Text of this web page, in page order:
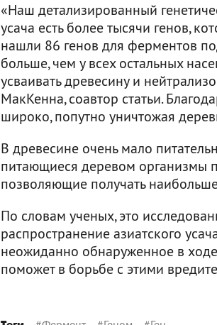
«Наш детализированный
усача есть более тысячи генов,
нашли 86 генов для ферментов
больше, чем у всех остальных
усваивать древесину и
МакКенна, соавтор статьи.
широко, попутно уничтожая
В древесине очень мало
питающиеся деревом организмы
позволяющие получать
По словам ученых, это
распространение азиатского
неожиданно обнаруженное в
поможет в борьбе с этими